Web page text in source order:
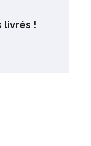
livrés !